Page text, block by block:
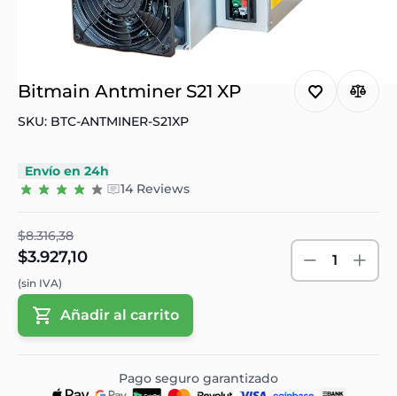
Bitmain Antminer S21 XP
SKU: BTC-ANTMINER-S21XP
Envío en 24h
14 Reviews
$8.316,38
$3.927,10
(sin IVA)
1
Añadir al carrito
Pago seguro garantizado